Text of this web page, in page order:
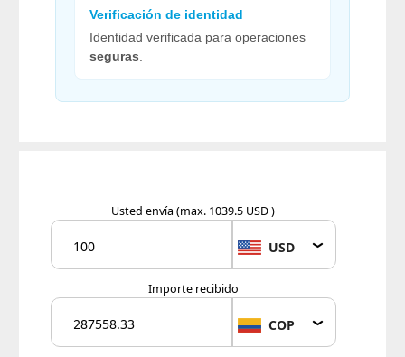
Verificación de identidad
Identidad verificada para operaciones
seguras.
Usted envía (max. 1039.5 USD )
USD
Importe recibido
COP